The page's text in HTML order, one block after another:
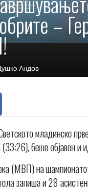
–
Андов
младинско
беше објавен и
(МВП) на
запиша и 28